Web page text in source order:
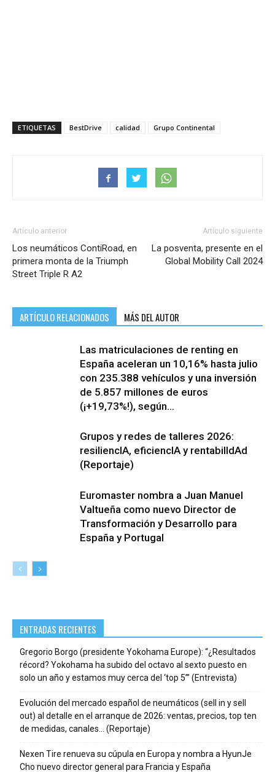
ETIQUETAS BestDrive calidad Grupo Continental
Artículo anterior
Los neumáticos ContiRoad, en
primera monta de la Triumph
Street Triple R A2
Artículo siguiente
La posventa, presente en el
Global Mobility Call 2024
ARTÍCULO RELACIONADOS MÁS DEL AUTOR
Las matriculaciones de renting en
España aceleran un 10,16% hasta julio
con 235.388 vehículos y una inversión
de 5.857 millones de euros
(¡+19,73%!), según...
Grupos y redes de talleres 2026:
resiliencIA, eficiencIA y rentabilIdAd
(Reportaje)
Euromaster nombra a Juan Manuel
Valtueña como nuevo Director de
Transformación y Desarrollo para
España y Portugal
ENTRADAS RECIENTES
Gregorio Borgo (presidente Yokohama Europe): “¿Resultados
récord? Yokohama ha subido del octavo al sexto puesto en
solo un año y estamos muy cerca del ‘top 5’” (Entrevista)
Evolución del mercado español de neumáticos (sell in y sell
out) al detalle en el arranque de 2026: ventas, precios, top ten
de medidas, canales… (Reportaje)
Nexen Tire renueva su cúpula en Europa y nombra a HyunJe
Cho nuevo director general para Francia y España